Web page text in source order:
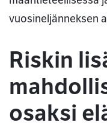
vuosineljänneksen
Riskin
osaksi